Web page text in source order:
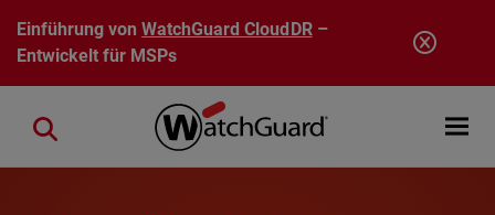
Direkt zum Inhalt
Einführung vonWatchGuard CloudDR–
Entwickelt für MSPs
Open
Close search